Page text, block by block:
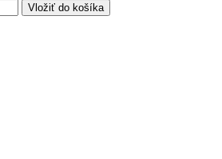
Vložiť do košíka